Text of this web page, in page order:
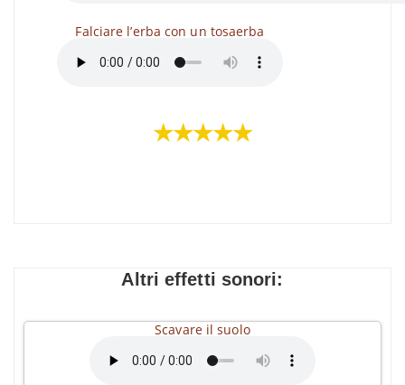
Falciare l’erba con un tosaerba
★★★★★
Altri effetti sonori:
Scavare il suolo